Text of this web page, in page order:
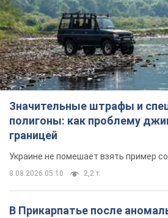
Значительные штрафы и
полигоны: как проблему
границей
Украине не помешает взять пример
8.08.2026 05:10 2,2 т.
В Прикарпатье после